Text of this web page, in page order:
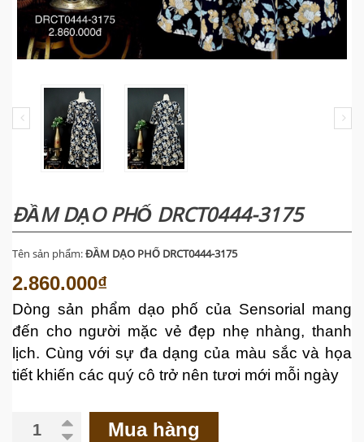
ĐẦM DẠO PHỐ DRCT0444-3175
Tên sản phẩm:ĐẦM DẠO PHỐ DRCT0444-3175
2.860.000₫
Dòng sản phẩm dạo phố của Sensorial mang
đến cho người mặc vẻ đẹp nhẹ nhàng, thanh
lịch. Cùng với sự đa dạng của màu sắc và họa
tiết khiến các quý cô trở nên tươi mới mỗi ngày
Mua hàng